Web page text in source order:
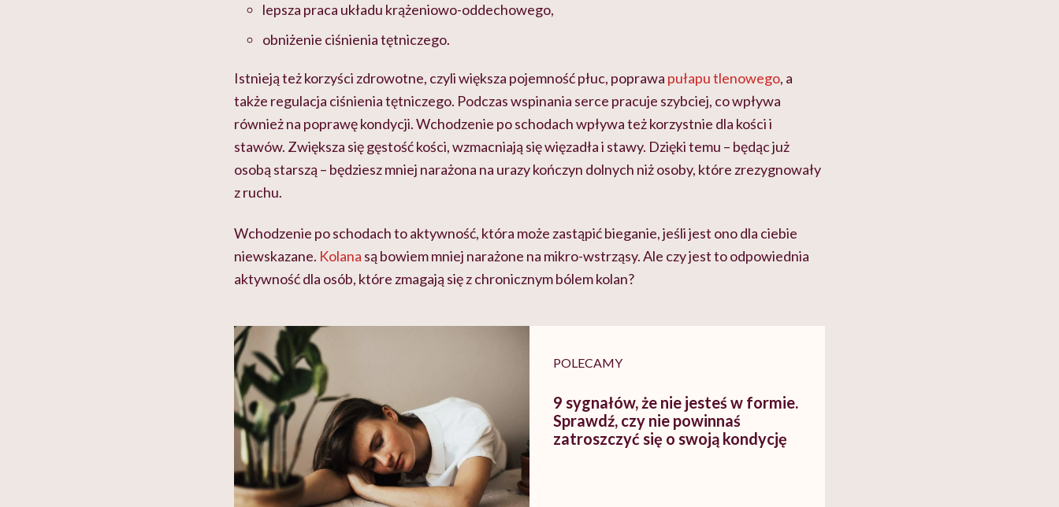
lepsza praca układu krążeniowo-oddechowego,
obniżenie ciśnienia tętniczego.
Istnieją też korzyści zdrowotne, czyli większa pojemność płuc, poprawa pułapu tlenowego, a
także regulacja ciśnienia tętniczego. Podczas wspinania serce pracuje szybciej, co wpływa
również na poprawę kondycji. Wchodzenie po schodach wpływa też korzystnie dla kości i
stawów. Zwiększa się gęstość kości, wzmacniają się więzadła i stawy. Dzięki temu – będąc już
osobą starszą – będziesz mniej narażona na urazy kończyn dolnych niż osoby, które zrezygnowały
z ruchu.
Wchodzenie po schodach to aktywność, która może zastąpić bieganie, jeśli jest ono dla ciebie
niewskazane. Kolana są bowiem mniej narażone na mikro-wstrząsy. Ale czy jest to odpowiednia
aktywność dla osób, które zmagają się z chronicznym bólem kolan?
POLECAMY
9 sygnałów, że nie jesteś w formie.
Sprawdź, czy nie powinnaś
zatroszczyć się o swoją kondycję